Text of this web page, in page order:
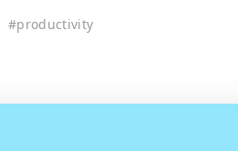
#productivity